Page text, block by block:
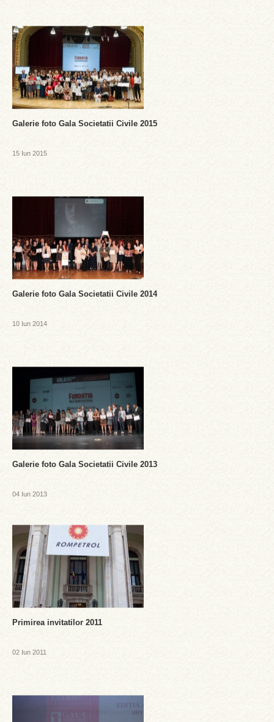
Galerie foto Gala Societatii Civile 2015
15 Iun 2015
Galerie foto Gala Societatii Civile 2014
10 Iun 2014
Galerie foto Gala Societatii Civile 2013
04 Iun 2013
Primirea invitatilor 2011
02 Iun 2011